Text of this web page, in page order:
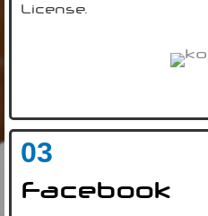
License.
03
Facebook